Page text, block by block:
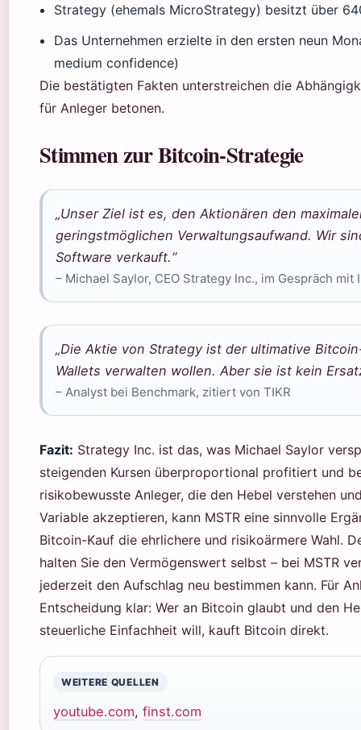
Strategy (ehemals MicroStrategy) besitzt über
Das Unternehmen erzielte in den ersten neun
medium confidence)
Die bestätigten Fakten unterstreichen die
für Anleger betonen.
Stimmen zur Bitcoin-Strategie
„Unser Ziel ist es, den Aktionären den
geringstmöglichen Verwaltungsaufwand. Wir
Software verkauft.“
– Michael Saylor, CEO Strategy Inc., im Gespräch mit
„Die Aktie von Strategy ist der ultimative
Wallets verwalten wollen. Aber sie ist kein
– Analyst bei Benchmark, zitiert von TIKR
Fazit: Strategy Inc. ist das, was Michael Saylor
steigenden Kursen überproportional profitiert und
risikobewusste Anleger, die den Hebel verstehen
Variable akzeptieren, kann MSTR eine sinnvolle
Bitcoin-Kauf die ehrlichere und risikoärmere Wahl.
halten Sie den Vermögenswert selbst – bei MSTR
jederzeit den Aufschlag neu bestimmen kann. Für
Entscheidung klar: Wer an Bitcoin glaubt und den
steuerliche Einfachheit will, kauft Bitcoin direkt.
WEITERE QUELLEN
youtube.com, finst.com